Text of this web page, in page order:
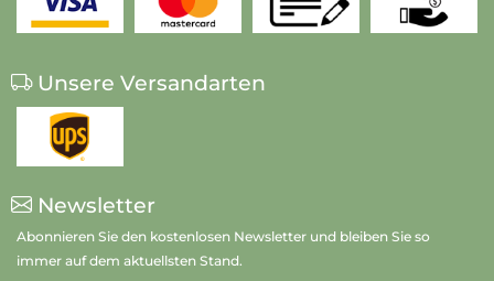
Unsere Versandarten
Newsletter
Abonnieren Sie den kostenlosen Newsletter und bleiben Sie so
immer auf dem aktuellsten Stand.